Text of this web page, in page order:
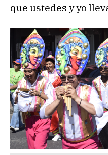
que ustedes y yo